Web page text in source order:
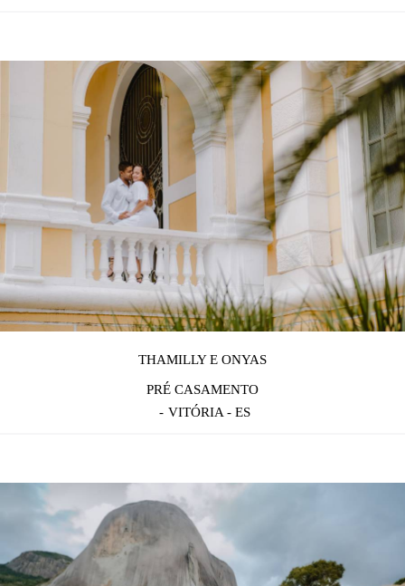
THAMILLY E ONYAS
PRÉ CASAMENTO
VITÓRIA - ES